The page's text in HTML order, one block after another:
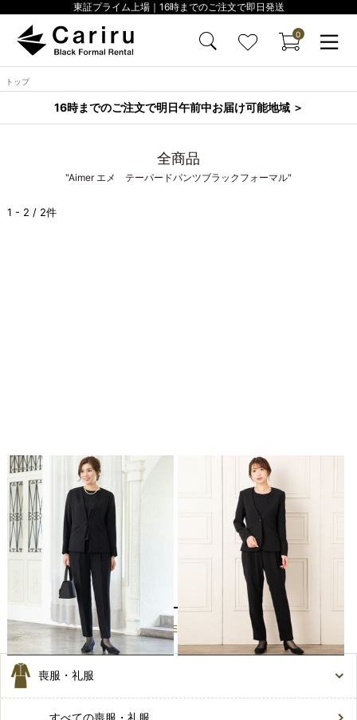
東証プライム上場｜16時までのご注文で即日発送
0
トップ
16時までのご注文で明日午前中お届け可能地域 ＞
全商品
"Aimer エメ テーパードパンツブラックフォーマル"
1 - 2 / 2件
Aimer
エメ カラーレスジャケット&ハイ
ウエストテーパードパンツブラック
フォーマル
8,980 円(税込)〜
エメ テーパードパンツブラックフ
円(税込)〜
カテゴリーから選ぶ
CATEGORY
喪服・礼服
すべての喪服・礼服